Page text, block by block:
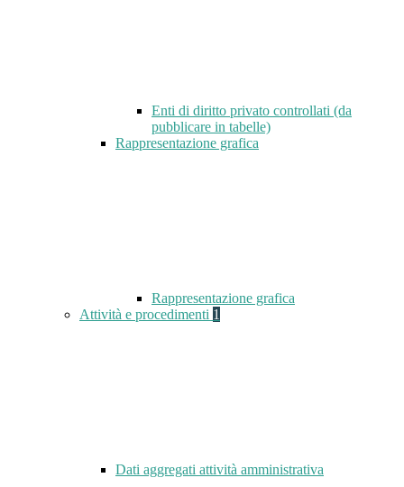
Enti di diritto privato controllati (da
pubblicare in tabelle)
Rappresentazione grafica
Rappresentazione grafica
Attività e procedimenti 1
Dati aggregati attività amministrativa